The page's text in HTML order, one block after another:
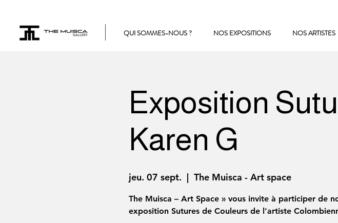
QUI SOMMES-NOUS ? NOS EXPOSITIONS NOS ARTISTES
Exposition
Karen G
jeu. 07 sept.
  |
The Muisca - Art space
The Muisca – Art Space » vous invite à participer de
exposition Sutures de Couleurs de l'artiste